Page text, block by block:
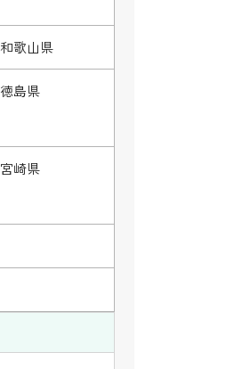
和歌山県
徳島県
宮崎県
滋賀県
広島県
大分県